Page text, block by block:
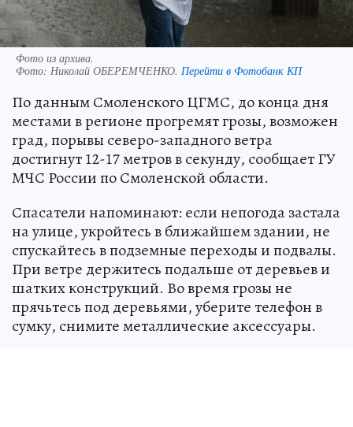
Фото из архива.
Фото: Николай ОБЕРЕМЧЕНКО. Перейти в Фотобанк КП
По данным Смоленского ЦГМС, до конца дня
местами в регионе прогремят грозы, возможен
град, порывы северо-западного ветра
достигнут 12-17 метров в секунду, сообщает ГУ
МЧС России по Смоленской области.
Спасатели напоминают: если непогода застала
на улице, укройтесь в ближайшем здании, не
спускайтесь в подземные переходы и подвалы.
При ветре держитесь подальше от деревьев и
шатких конструкций. Во время грозы не
прячьтесь под деревьями, уберите телефон в
сумку, снимите металлические аксессуары.